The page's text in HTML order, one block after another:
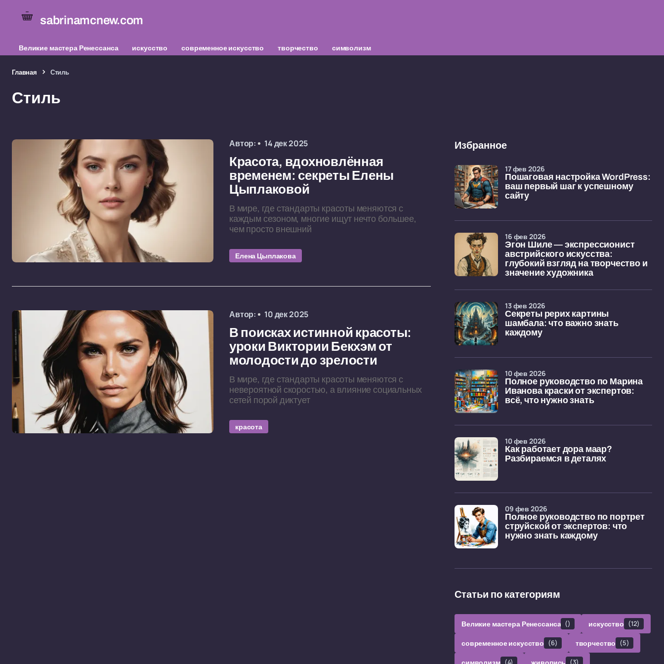
sabrinamcnew.com
Великие мастера Ренессанса искусство современное искусство творчество символизм
Главная Стиль
Стиль
Автор: 14 дек 2025
Красота, вдохновлённая
временем: секреты Елены
Цыплаковой
В мире, где стандарты красоты меняются с
каждым сезоном, многие ищут нечто большее,
чем просто внешний
Елена Цыплакова
Автор: 10 дек 2025
В поисках истинной красоты:
уроки Виктории Бекхэм от
молодости до зрелости
В мире, где стандарты красоты меняются с
невероятной скоростью, а влияние социальных
сетей порой диктует
красота
Избранное
Пошаговая настройка WordPress:
ваш первый шаг к успешному
сайту
17 фев 2026
Эгон Шиле — экспрессионист
австрийского искусства:
глубокий взгляд на творчество и
значение художника
16 фев 2026
Секреты рерих картины
шамбала: что важно знать
каждому
13 фев 2026
Полное руководство по Марина
Иванова краски от экспертов:
всё, что нужно знать
10 фев 2026
Как работает дора маар?
Разбираемся в деталях
10 фев 2026
Полное руководство по портрет
струйской от экспертов: что
нужно знать каждому
09 фев 2026
Статьи по категориям
Великие мастера Ренессанса () искусство (12)
современное искусство (6) творчество (5)
(4) (3)